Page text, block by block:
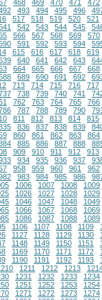
468 469 470 471 472
493 494 495 496
517 518 519 520 521
542 543 544 545
566 567 568 569 570
591 592 593 594
615 616 617 618 619
640 641 642 643
664 665 666 667 668
689 690 691 692
713 714 715 716 717
738 739 740 741
762 763 764 765 766
787 788 789 790 791
811 812 813 814 815
836 837 838 839
860 861 862 863 864
885 886 887 888
909 910 911 912 913
934 935 936 937
958 959 960 961 962
983 984 985 986
1006 1007 1008 1009
1026 1027 1028 1029
1046 1047 1048 1049
1066 1067 1068 1069
1086 1087 1088 1089
1106 1107 1108 1109
1127 1128 1129 1130
1148 1149 1150 1151
1169 1170 1171 1172
1190 1191 1192 1193
1211 1212 1213
1231 1232 1233 1234
1251 1252 1253 1254
1271 1272 1273 1274